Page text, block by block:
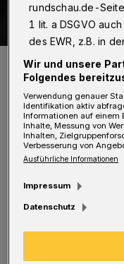
Heino und Geiger Yury
Foto: Veranstalter
Von Milka Vidovic
W enn
Gehör treffen,
rundschau.de-
1 lit. a DSGVO
des EWR, z.B. in
Wir und unsere
Folgendes
Verwendung genauer
Identifikation aktiv
Informationen auf einem
Inhalte, Messung von
Inhalten,
Verbesserung von
Ausführliche Informationen
Impressum
Datenschutz